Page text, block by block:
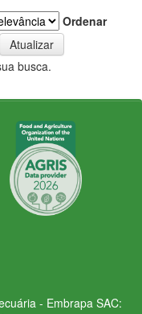
Ordenar
busca.
- Embrapa SAC: